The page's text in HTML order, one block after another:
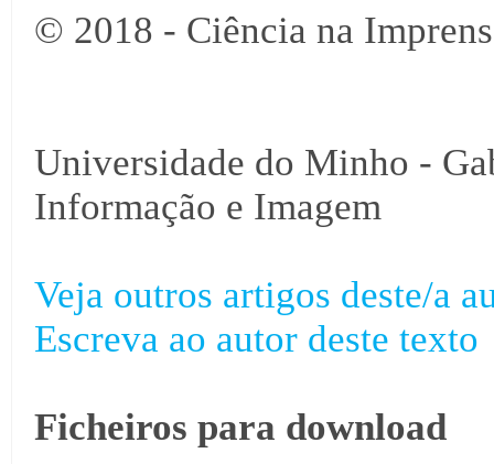
© 2018 - Ciência na
Universidade do Minho -
Informação e Imagem
Veja outros artigos deste/a
Escreva ao autor deste texto
Ficheiros para download